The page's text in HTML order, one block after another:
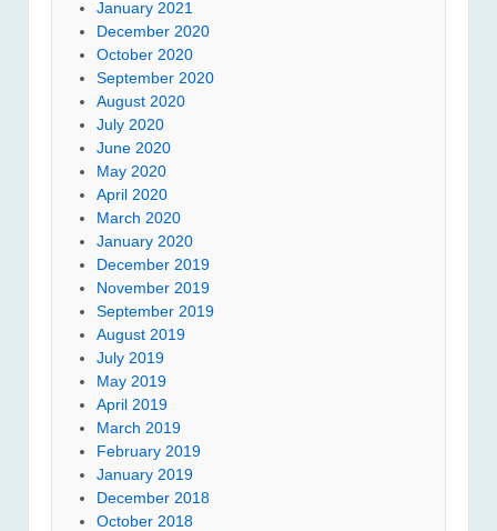
January 2021
December 2020
October 2020
September 2020
August 2020
July 2020
June 2020
May 2020
April 2020
March 2020
January 2020
December 2019
November 2019
September 2019
August 2019
July 2019
May 2019
April 2019
March 2019
February 2019
January 2019
December 2018
October 2018